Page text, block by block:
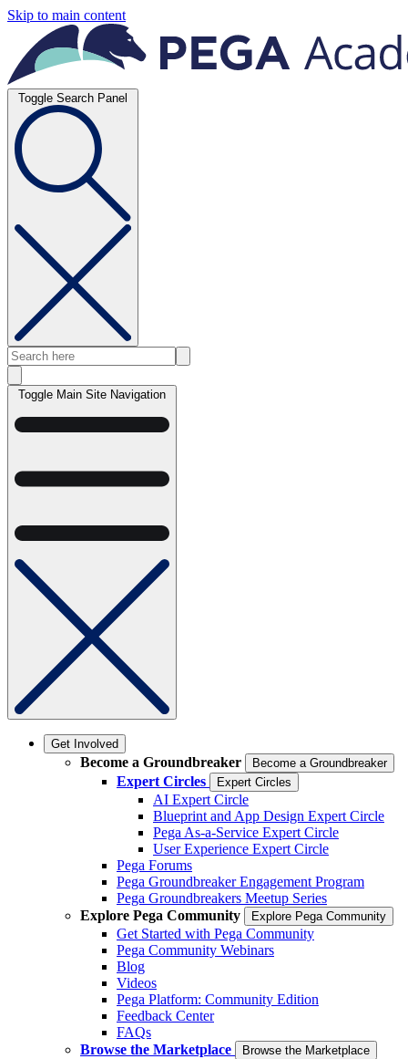
Skip to main content
Toggle Search Panel
Toggle Main Site Navigation
Get Involved
Become a Groundbreaker Become a Groundbreaker
Expert Circles Expert Circles
AI Expert Circle
Blueprint and App Design Expert Circle
Pega As-a-Service Expert Circle
User Experience Expert Circle
Pega Forums
Pega Groundbreaker Engagement Program
Pega Groundbreakers Meetup Series
Explore Pega Community
Explore Pega Community
Get Started with Pega Community
Pega Community Webinars
Blog
Videos
Pega Platform: Community Edition
Feedback Center
FAQs
Browse the Marketplace
Browse the Marketplace